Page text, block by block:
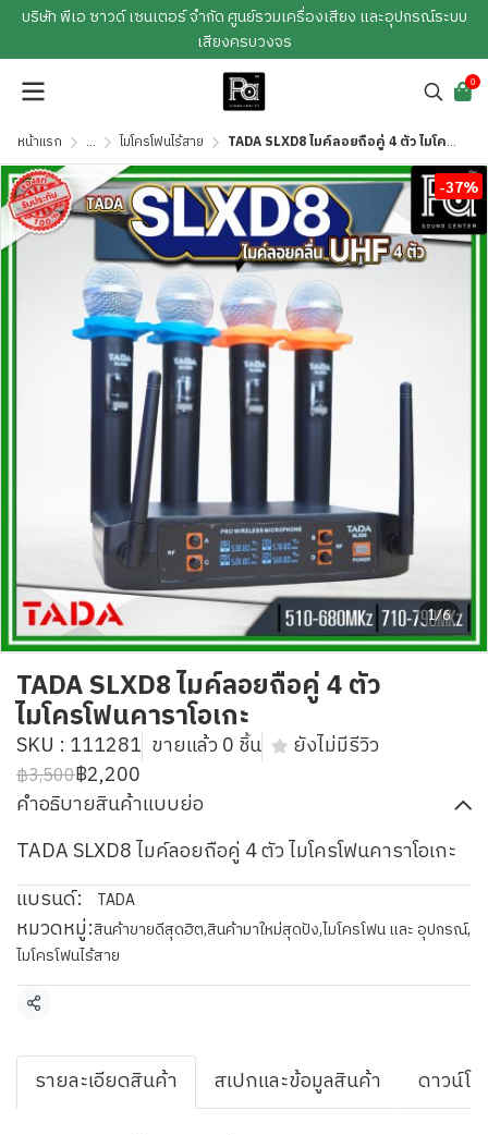
บริษัท พีเอ ซาวด์ เซนเตอร์ จำกัด ศูนย์รวมเครื่องเสียง และอุปกรณ์ระบบ
เสียงครบวงจร
0
หน้าแรก ... ไมโครโฟนไร้สาย TADA SLXD8 ไมค์ลอยถือคู่ 4 ตัว ไมโครโฟนคาราโอเกะ
1/6
-37%
TADA SLXD8 ไมค์ลอยถือคู่ 4 ตัว
ไมโครโฟนคาราโอเกะ
SKU : 111281 ขายแล้ว 0 ชิ้น ยังไม่มีรีวิว
฿3,500฿2,200
คำอธิบายสินค้าแบบย่อ
TADA SLXD8 ไมค์ลอยถือคู่ 4 ตัว ไมโครโฟนคาราโอเกะ
แบรนด์:
TADA
หมวดหมู่:สินค้าขายดีสุดฮิต,สินค้ามาใหม่สุดปัง,ไมโครโฟน และ อุปกรณ์,
ไมโครโฟนไร้สาย
แชร์
รายละเอียดสินค้า สเปกและข้อมูลสินค้า ดาวน์โ